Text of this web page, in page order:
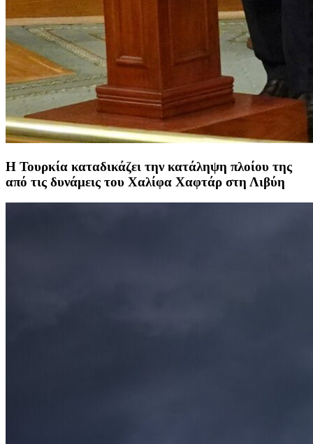
Η Τουρκία καταδικάζει την κατάληψη πλοίου της
από τις δυνάμεις του Χαλίφα Χαφτάρ στη Λιβύη